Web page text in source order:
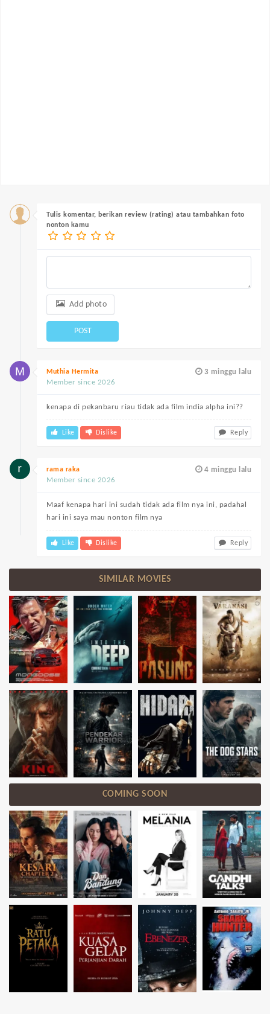
Tulis komentar, berikan review (rating) atau tambahkan foto
nonton kamu
Add photo
POST
3 minggu lalu
Muthia Hermita
Member since 2026
kenapa di pekanbaru riau tidak ada film india alpha ini??
Like Dislike Reply
4 minggu lalu
rama raka
Member since 2026
Maaf kenapa hari ini sudah tidak ada film nya ini, padahal
hari ini saya mau nonton film nya
Like Dislike Reply
SIMILAR MOVIES
COMING SOON